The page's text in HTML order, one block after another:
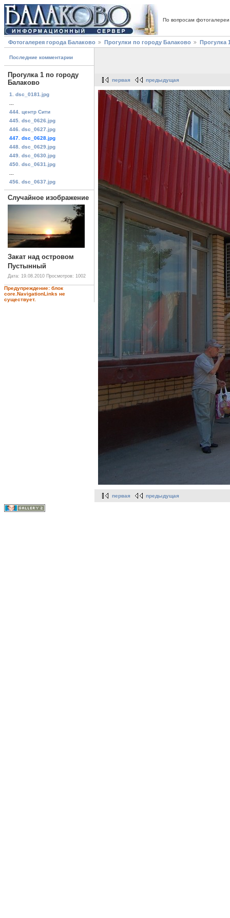
По вопросам
Фотогалерея города Балаково Прогулки по городу Балаково Прогулка
Последние комментарии
Прогулка 1 по городу
Балаково
1. dsc_0181.jpg
444. центр Сити
445. dsc_0626.jpg
446. dsc_0627.jpg
447. dsc_0628.jpg
448. dsc_0629.jpg
449. dsc_0630.jpg
450. dsc_0631.jpg
456. dsc_0637.jpg
Случайное изображение
Закат над островом
Пустынный
Дата: 19.08.2010 Просмотров: 1002
Предупреждение: блок
core.NavigationLinks не
существует.
первая предыдущая
первая предыдущая